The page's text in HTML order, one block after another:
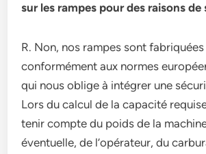
sur les rampes pour des raisons de
R. Non, nos rampes sont
conformément aux normes
qui nous oblige à intégrer une
Lors du calcul de la capacité
tenir compte du poids de la
éventuelle, de l’opérateur, du